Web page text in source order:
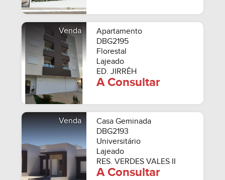
Venda
Apartamento
DBG2195
Florestal
Lajeado
ED. JIRRÊH
A Consultar
Venda
Casa Geminada
DBG2193
Universitário
Lajeado
RES. VERDES VALES II
A Consultar